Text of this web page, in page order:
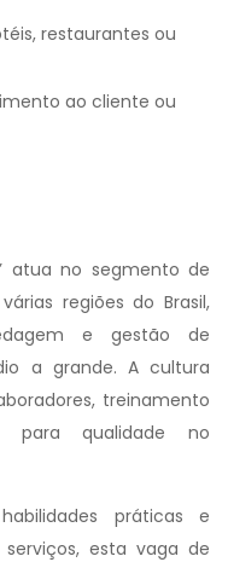
restaurantes ou
ao cliente ou
atua no segmento de
regiões do Brasil,
e gestão de
a grande. A cultura
treinamento
para qualidade no
práticas e
esta vaga de